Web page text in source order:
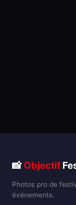
📸Objectif
Photos pro de
événements.